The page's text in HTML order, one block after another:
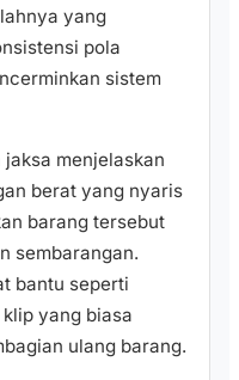
yang
pola
sistem
menjelaskan
berat yang nyaris
barang tersebut
sembarangan.
bantu seperti
yang biasa
ulang barang.